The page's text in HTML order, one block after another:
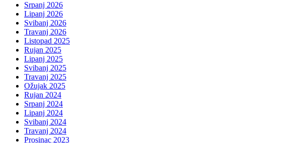
Srpanj 2026
Lipanj 2026
Svibanj 2026
Travanj 2026
Listopad 2025
Rujan 2025
Lipanj 2025
Svibanj 2025
Travanj 2025
Ožujak 2025
Rujan 2024
Srpanj 2024
Lipanj 2024
Svibanj 2024
Travanj 2024
Prosinac 2023